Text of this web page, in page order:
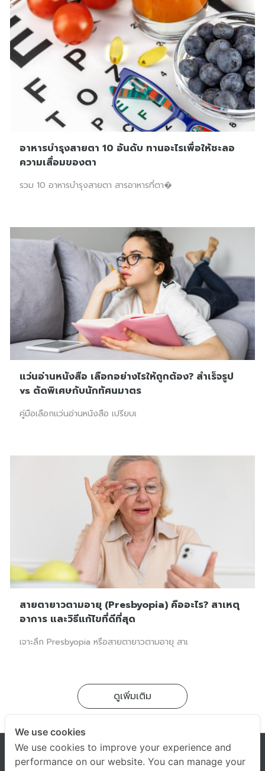
อาหารบำรุงสายตา 10 อันดับ ทานอะไรเพื่อให้ชะลอ
ความเสื่อมของตา
รวม 10 อาหารบำรุงสายตา สารอาหารที่ตา�
แว่นอ่านหนังสือ เลือกอย่างไรให้ถูกต้อง? สำเร็จรูป
vs ตัดพิเศษกับนักทัศนมาตร
คู่มือเลือกแว่นอ่านหนังสือ เปรียบเ
สายตายาวตามอายุ (Presbyopia) คืออะไร? สาเหตุ
อาการ และวิธีแก้ไขที่ดีที่สุด
เจาะลึก Presbyopia หรือสายตายาวตามอายุ สาเ
ดูเพิ่มเติม
We use cookies
We use cookies to improve your experience and
performance on our website. You can manage your